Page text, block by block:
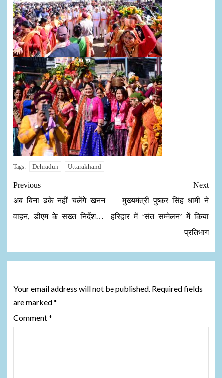
Tags: Dehradun Uttarakhand
Previous
अब बिना ढके नहीं चलेंगे खनन
वाहन, डीएम के सख्त निर्देश…
Next
मुख्यमंत्री पुष्कर सिंह धामी ने
हरिद्वार में ‘संत सम्मेलन’ में किया
प्रतिभाग
Your email address will not be published. Required fields
are marked*
Comment*